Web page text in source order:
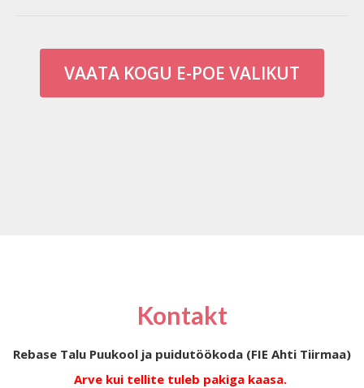
VAATA KOGU E-POE VALIKUT
Kontakt
Rebase Talu Puukool ja puidutöökoda (FIE Ahti Tiirmaa)
Arve kui tellite tuleb pakiga kaasa.